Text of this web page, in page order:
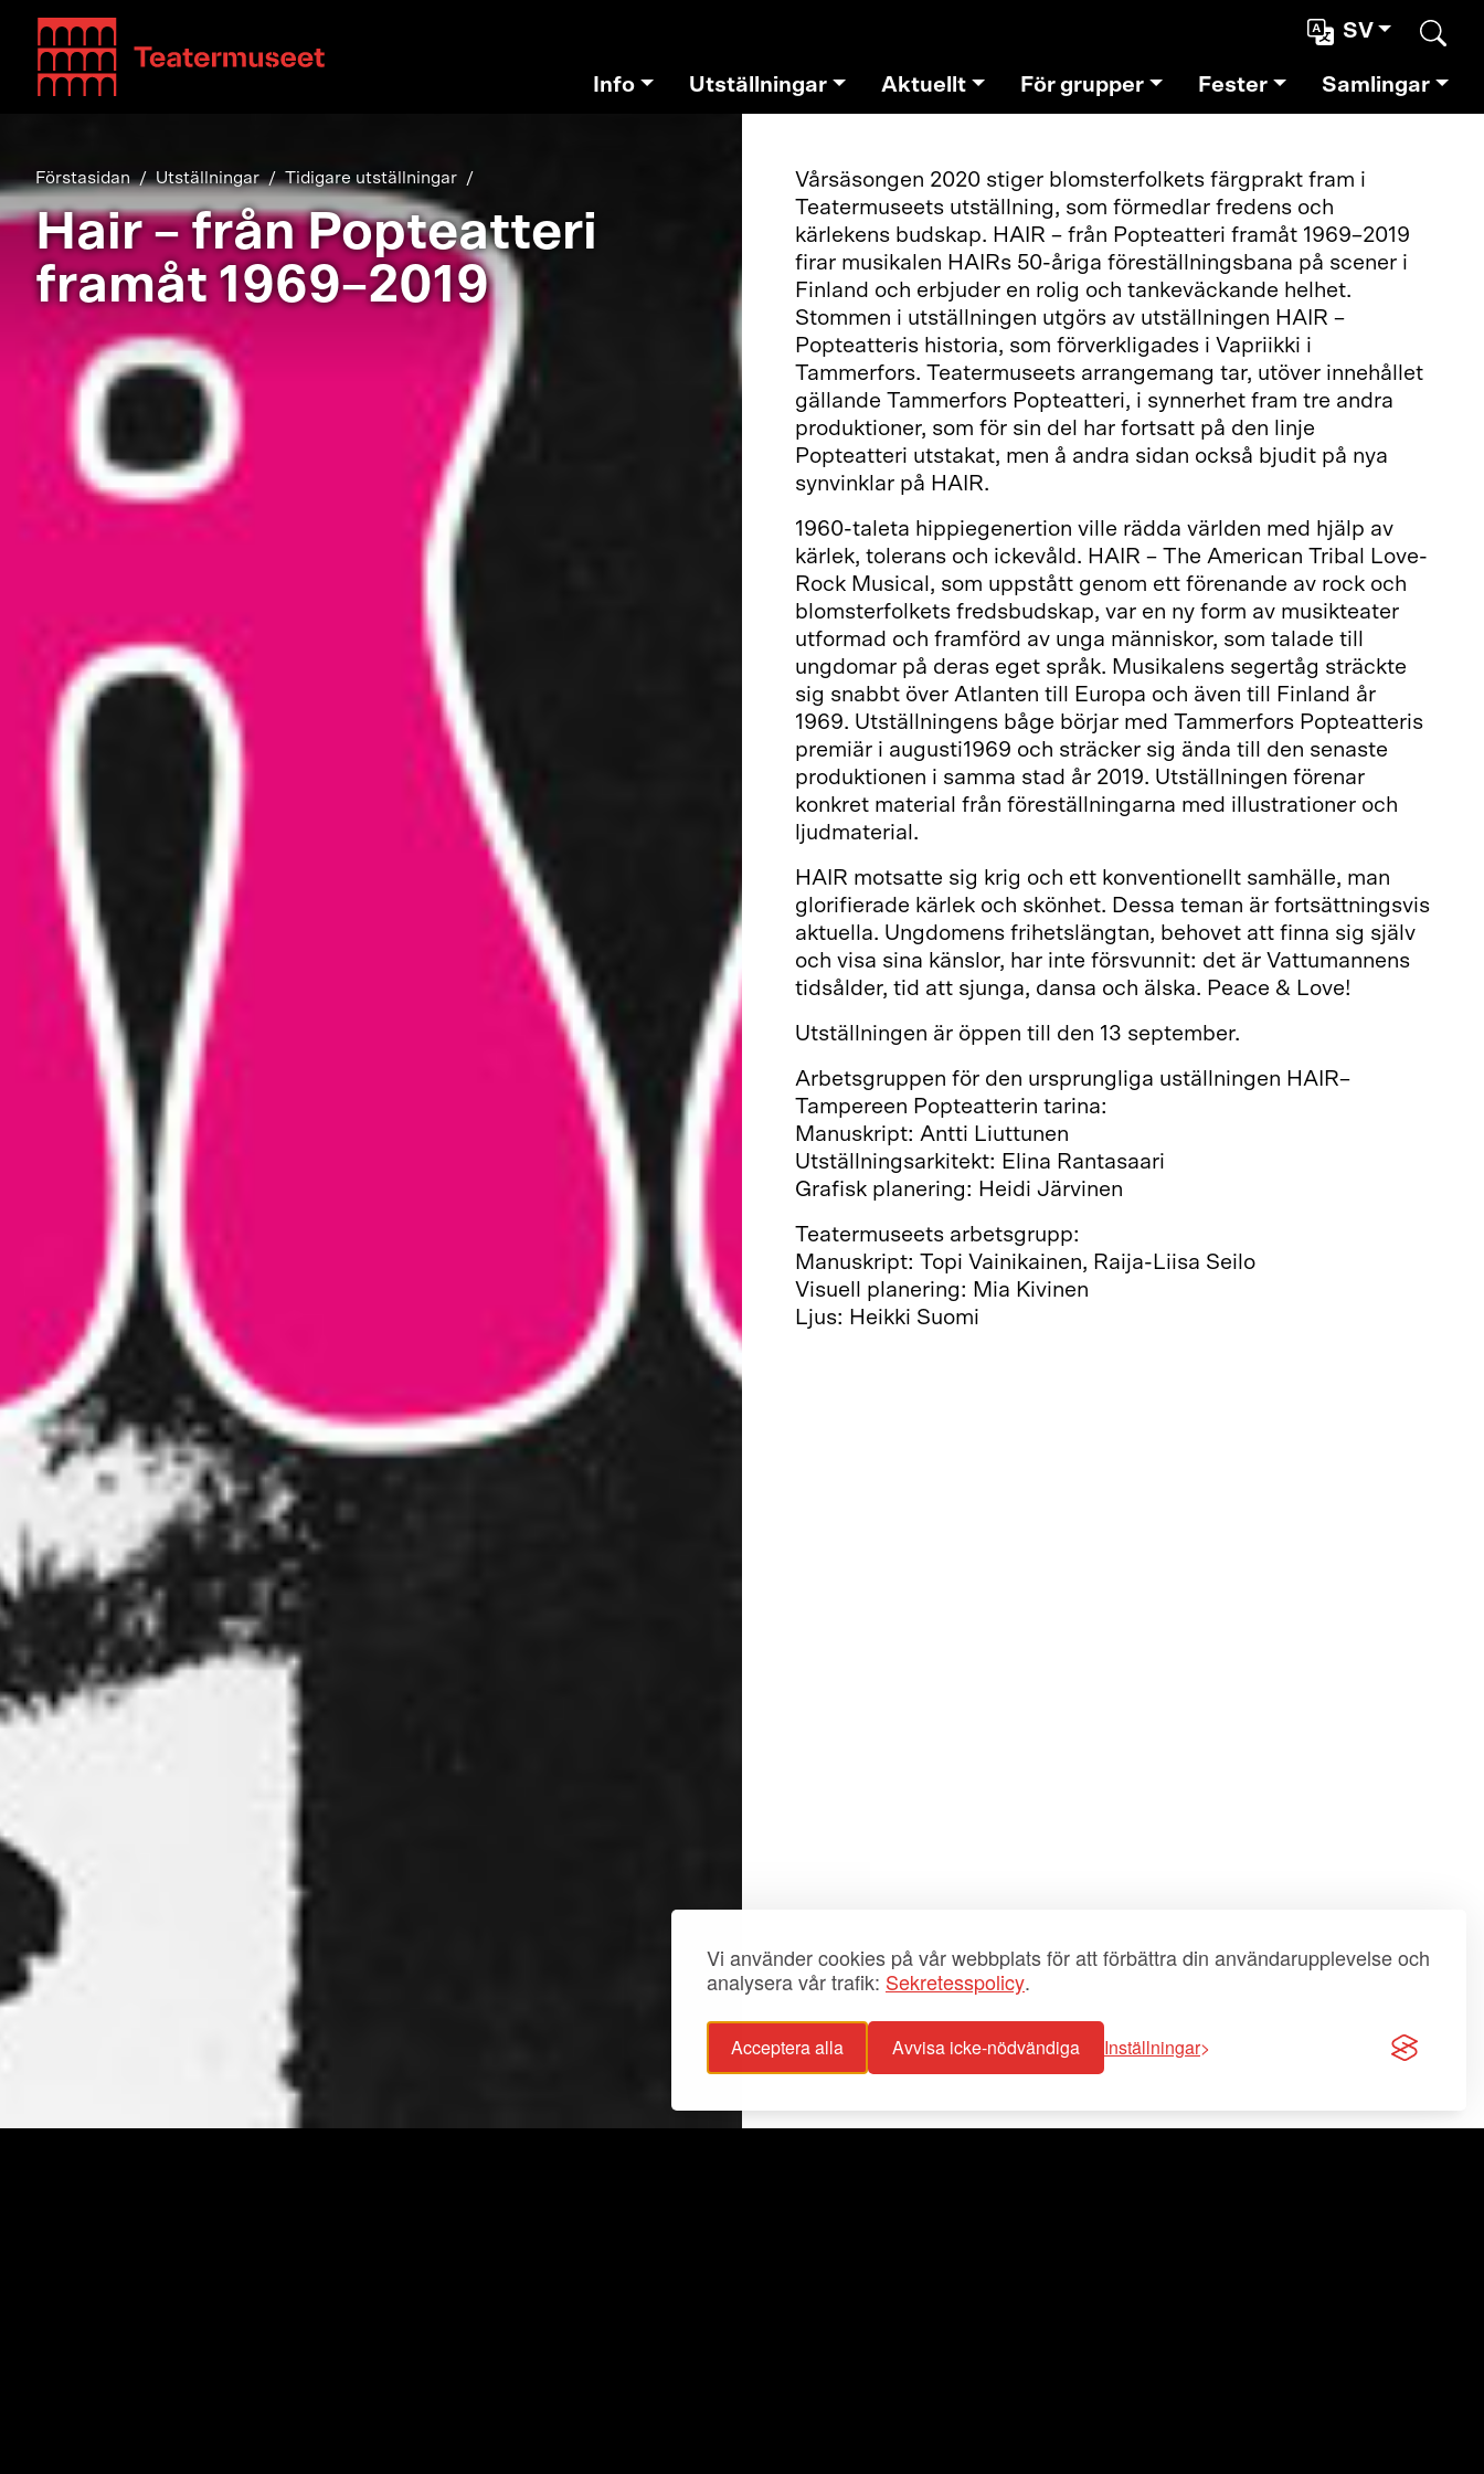
Vi använder cookies på vår webbplats för att förbättra din användarupplevelse och
analysera vår trafik: Sekretesspolicy.
Acceptera alla Avvisa icke-nödvändiga Inställningar
Teatterimuseo SV
Info Utställningar Aktuellt För grupper Fester Samlingar
Förstasidan Utställningar Tidigare utställningar
Hair – från Popteatteri
framåt 1969–2019
Vårsäsongen 2020 stiger blomsterfolkets färgprakt fram i
Teatermuseets utställning, som förmedlar fredens och
kärlekens budskap. HAIR – från Popteatteri framåt 1969–2019
firar musikalen HAIRs 50-åriga föreställningsbana på scener i
Finland och erbjuder en rolig och tankeväckande helhet.
Stommen i utställningen utgörs av utställningen HAIR –
Popteatteris historia, som förverkligades i Vapriikki i
Tammerfors. Teatermuseets arrangemang tar, utöver innehållet
gällande Tammerfors Popteatteri, i synnerhet fram tre andra
produktioner, som för sin del har fortsatt på den linje
Popteatteri utstakat, men å andra sidan också bjudit på nya
synvinklar på HAIR.
1960-taleta hippiegenertion ville rädda världen med hjälp av
kärlek, tolerans och ickevåld. HAIR – The American Tribal Love-
Rock Musical, som uppstått genom ett förenande av rock och
blomsterfolkets fredsbudskap, var en ny form av musikteater
utformad och framförd av unga människor, som talade till
ungdomar på deras eget språk. Musikalens segertåg sträckte
sig snabbt över Atlanten till Europa och även till Finland år
1969. Utställningens båge börjar med Tammerfors Popteatteris
premiär i augusti1969 och sträcker sig ända till den senaste
produktionen i samma stad år 2019. Utställningen förenar
konkret material från föreställningarna med illustrationer och
ljudmaterial.
HAIR motsatte sig krig och ett konventionellt samhälle, man
glorifierade kärlek och skönhet. Dessa teman är fortsättningsvis
aktuella. Ungdomens frihetslängtan, behovet att finna sig själv
och visa sina känslor, har inte försvunnit: det är Vattumannens
tidsålder, tid att sjunga, dansa och älska. Peace & Love!
Utställningen är öppen till den 13 september.
Arbetsgruppen för den ursprungliga uställningen HAIR–
Tampereen Popteatterin tarina:
Manuskript: Antti Liuttunen
Utställningsarkitekt: Elina Rantasaari
Grafisk planering: Heidi Järvinen
Teatermuseets arbetsgrupp:
Manuskript: Topi Vainikainen, Raija-Liisa Seilo
Visuell planering: Mia Kivinen
Ljus: Heikki Suomi